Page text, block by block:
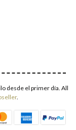
desde el primer día. All
.